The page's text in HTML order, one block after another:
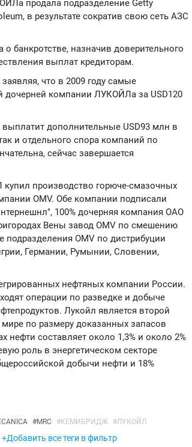
продала подразделение Getty
в результате сократив свою сеть АЗС
банкротстве, назначив доверительного
выплат кредиторам.
что в 2009 году самые
компании ЛУКОЙЛа за USD120
дополнительные USD93 млн в
и отдельного спора компаний по
сейчас завершается
производство горюче-смазочных
OMV. Обе компании подписали
100% дочерняя компания ОАО
Вены завод OMV по смешению
OMV по дистрибуции
Германии, Румынии, Словении,
нефтяных компании России.
операции по разведке и добыче
Лукойл является второй
по размеру доказанных запасов
составляет около 1,3% и около 2%
роль в энергетическом секторе
добычи нефти и 18%
#MRC #КЕМИБРИДЖ #ЛУКОЙЛ
+Добавить все теги в фильтр